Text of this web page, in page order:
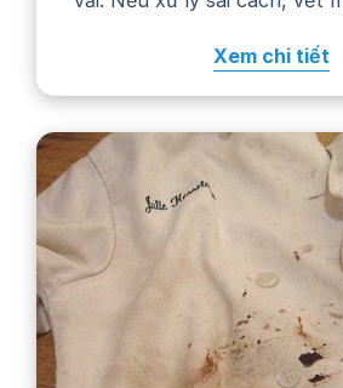
nhanh hư hỏng. Trong
Xem chi tiết